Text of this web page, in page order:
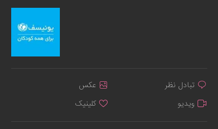
تبادل نظر
عکس
ویدیو
کلینیک